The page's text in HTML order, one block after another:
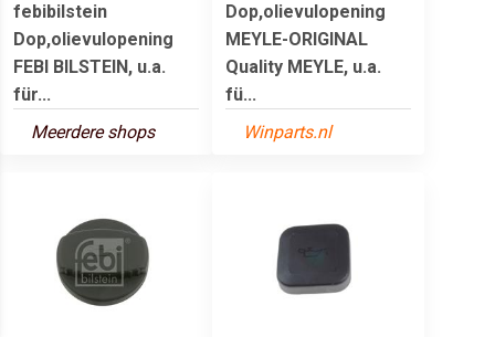
febibilstein
Dop,olievulopening
FEBI BILSTEIN, u.a.
für...
Meerdere shops
Dop,olievulopening
MEYLE-ORIGINAL
Quality MEYLE, u.a.
fü...
Winparts.nl